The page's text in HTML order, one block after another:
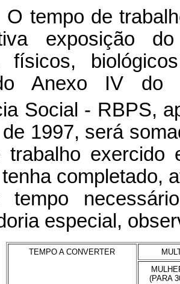
tempo de
exposição
físicos,
Anexo IV do
Social - RBPS,
1997, será
trabalho exercido
completado,
tempo
especial,
TEMPO A CONVERTER
(PARA